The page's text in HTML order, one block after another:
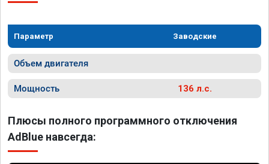
Параметр Заводские
Объем двигателя
Мощность 136 л.с.
Плюсы полного программного отключения
AdBlue навсегда: